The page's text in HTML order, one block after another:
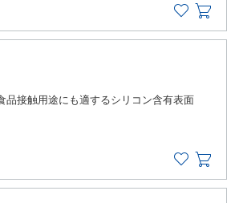
品接触用途にも適するシリコン含有表面